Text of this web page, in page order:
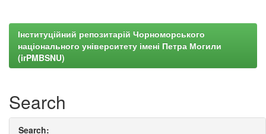
Інституційний репозитарій Чорноморського
національного університету імені Петра Могили
(irPMBSNU)
Search
Search: